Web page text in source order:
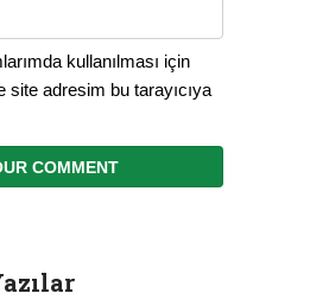
kullanılması için
site adresim bu tarayıcıya